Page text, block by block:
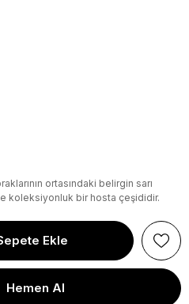
ortasındaki belirgin sarı
koleksiyonluk bir hosta çeşididir.